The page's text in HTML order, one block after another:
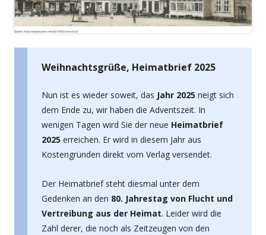
Weihnachtsgrüße, Heimatbrief 2025
Nun ist es wieder soweit, das Jahr 2025 neigt sich
dem Ende zu, wir haben die Adventszeit. In
wenigen Tagen wird Sie der neue Heimatbrief
2025 erreichen. Er wird in diesem Jahr aus
Kostengründen direkt vom Verlag versendet.
Der Heimatbrief steht diesmal unter dem
Gedenken an den 80. Jahrestag von Flucht und
Vertreibung aus der Heimat. Leider wird die
Zahl derer, die noch als Zeitzeugen von den